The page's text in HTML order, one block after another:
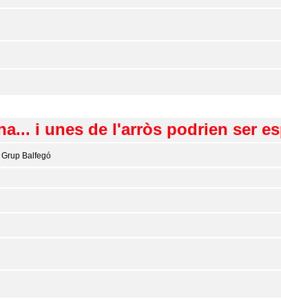
i unes de l'arròs podrien ser
Balfegó